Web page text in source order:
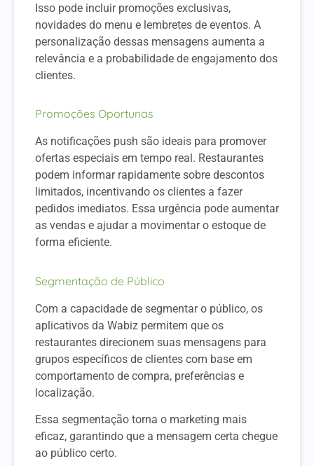
Isso pode incluir promoções exclusivas,
novidades do menu e lembretes de eventos. A
personalização dessas mensagens aumenta a
relevância e a probabilidade de engajamento dos
clientes.
Promoções Oportunas
As notificações push são ideais para promover
ofertas especiais em tempo real. Restaurantes
podem informar rapidamente sobre descontos
limitados, incentivando os clientes a fazer
pedidos imediatos. Essa urgência pode aumentar
as vendas e ajudar a movimentar o estoque de
forma eficiente.
Segmentação de Público
Com a capacidade de segmentar o público, os
aplicativos da Wabiz permitem que os
restaurantes direcionem suas mensagens para
grupos específicos de clientes com base em
comportamento de compra, preferências e
localização.
Essa segmentação torna o marketing mais
eficaz, garantindo que a mensagem certa chegue
ao público certo.